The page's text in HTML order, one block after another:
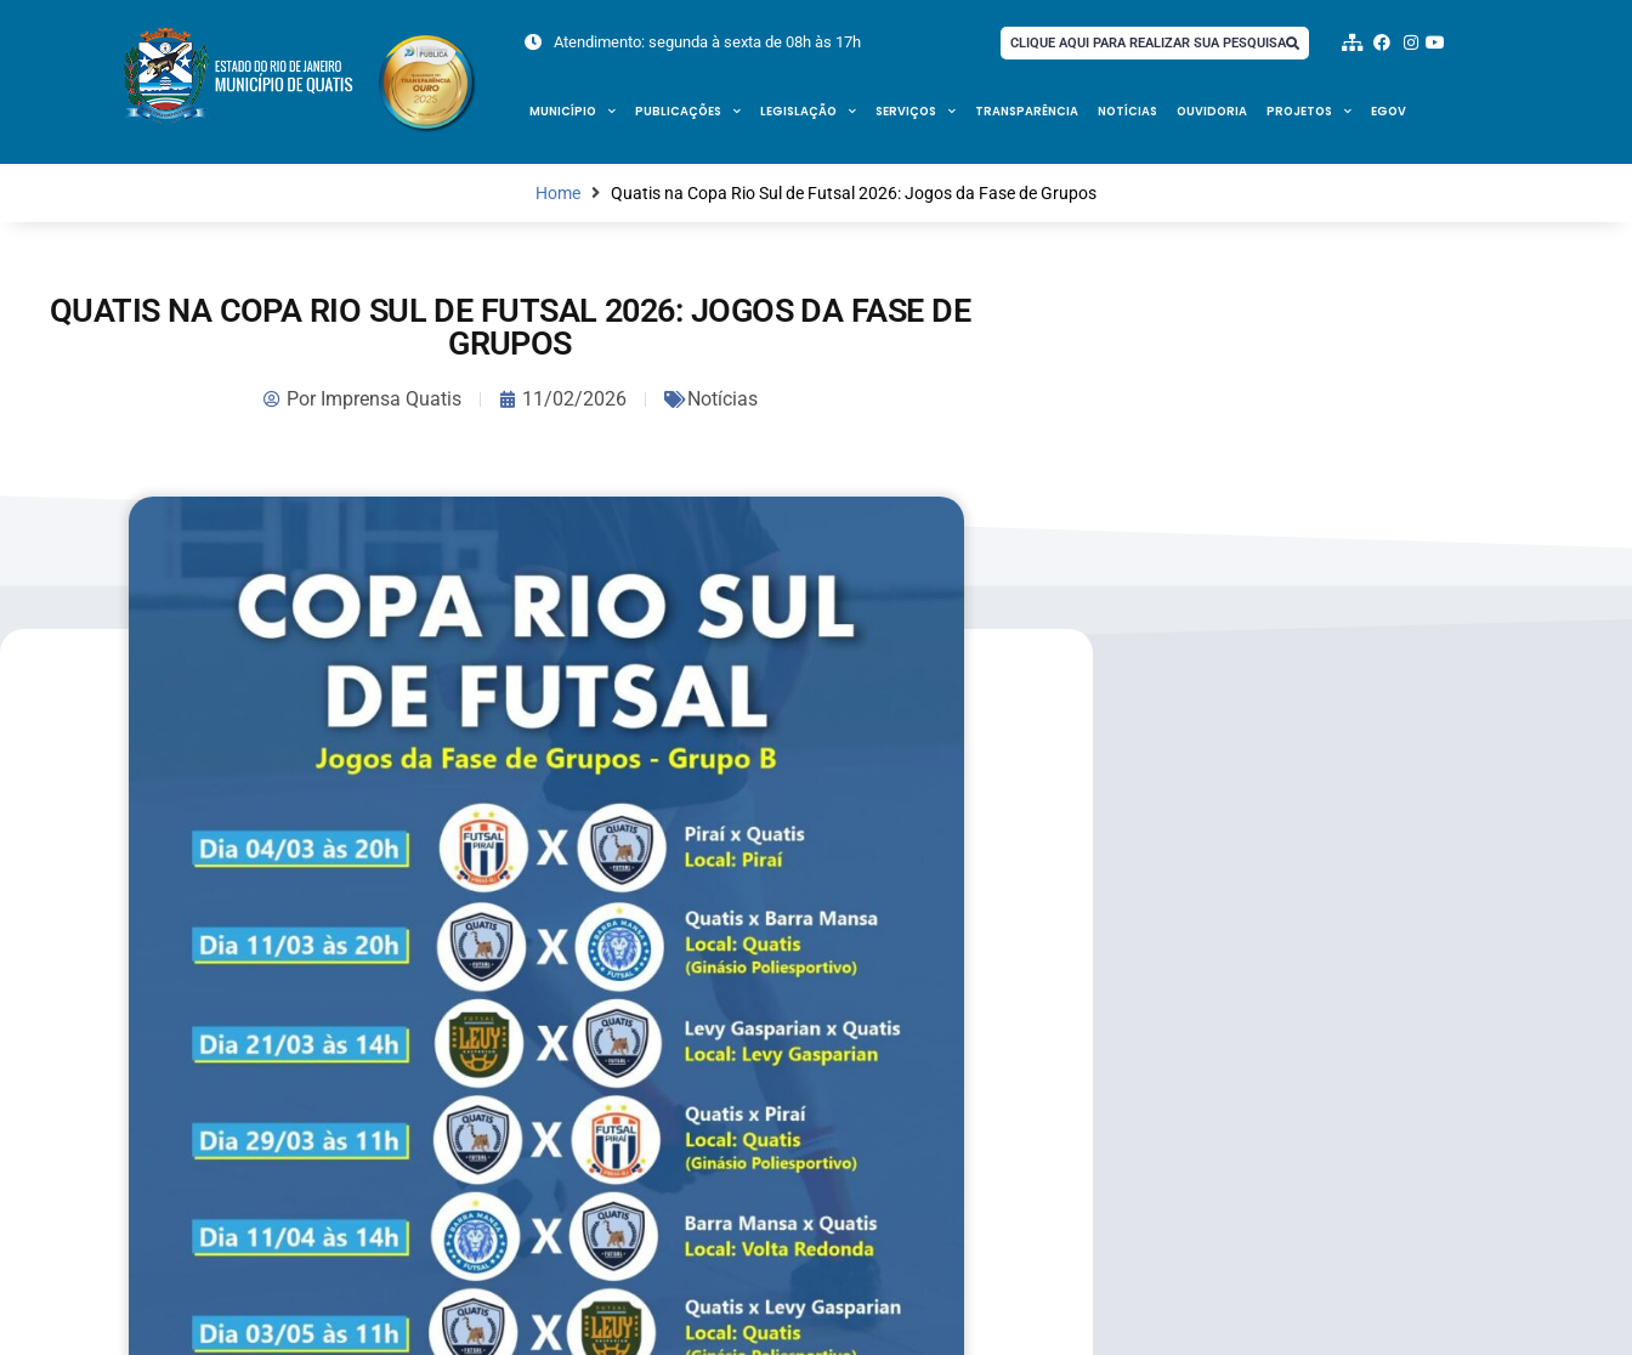
Atendimento: segunda à sexta de 08h às 17h CLIQUE AQUI PARA REALIZAR SUA PESQUISA
MUNICÍPIO PUBLICAÇÕES LEGISLAÇÃO SERVIÇOS TRANSPARÊNCIA NOTÍCIAS OUVIDORIA PROJETOS EGOV
Home Quatis na Copa Rio Sul de Futsal 2026: Jogos da Fase de Grupos
QUATIS NA COPA RIO SUL DE FUTSAL 2026: JOGOS DA FASE DE
GRUPOS
PorImprensa Quatis 11/02/2026 Notícias